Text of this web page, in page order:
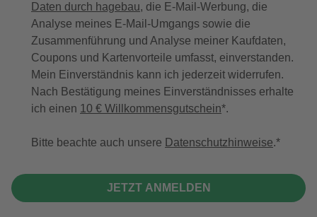
Daten durch hagebau, die E-Mail-Werbung, die
Analyse meines E-Mail-Umgangs sowie die
Zusammenführung und Analyse meiner Kaufdaten,
Coupons und Kartenvorteile umfasst, einverstanden.
Mein Einverständnis kann ich jederzeit widerrufen.
Nach Bestätigung meines Einverständnisses erhalte
ich einen 10 € Willkommensgutschein*.
Bitte beachte auch unsere Datenschutzhinweise.
JETZT ANMELDEN